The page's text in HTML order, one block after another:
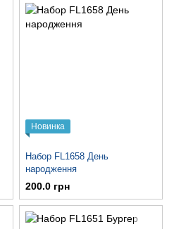
Новинка
Набор FL1658 День
народження
200.0 грн